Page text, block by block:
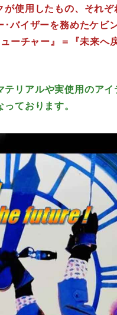
が使用したもの、それ
バイザーを務めたケビ
ーチャー』＝『未来へ
リアルや実使用のアイ
ております。